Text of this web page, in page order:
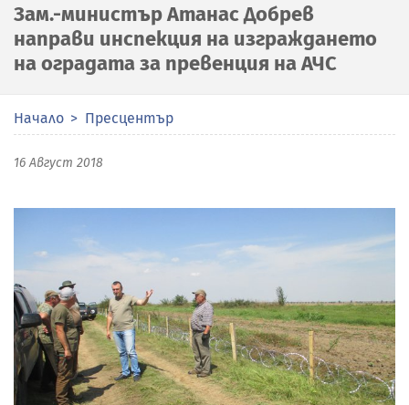
Зам.-министър Атанас Добрев
направи инспекция на изграждането
на оградата за превенция на АЧС
Начало Пресцентър
16 Август 2018